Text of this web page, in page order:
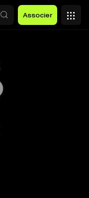
Associer